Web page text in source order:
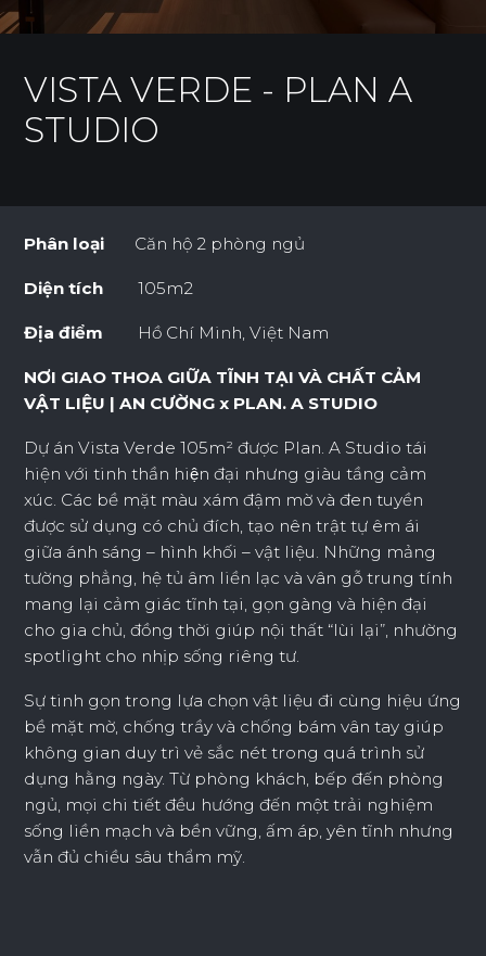
VISTA VERDE - PLAN A
STUDIO
Phân loại Căn hộ 2 phòng ngủ
Diện tích 105m2
Địa điểm Hồ Chí Minh, Việt Nam
NƠI GIAO THOA GIỮA TĨNH TẠI VÀ CHẤT CẢM
VẬT LIỆU | AN CƯỜNG x PLAN. A STUDIO
Dự án Vista Verde 105m² được Plan. A Studio tái
hiện với tinh thần hiện đại nhưng giàu tầng cảm
xúc. Các bề mặt màu xám đậm mờ và đen tuyền
được sử dụng có chủ đích, tạo nên trật tự êm ái
giữa ánh sáng – hình khối – vật liệu. Những mảng
tường phẳng, hệ tủ âm liền lạc và vân gỗ trung tính
mang lại cảm giác tĩnh tại, gọn gàng và hiện đại
cho gia chủ, đồng thời giúp nội thất “lùi lại”, nhường
spotlight cho nhịp sống riêng tư.
Sự tinh gọn trong lựa chọn vật liệu đi cùng hiệu ứng
bề mặt mờ, chống trầy và chống bám vân tay giúp
không gian duy trì vẻ sắc nét trong quá trình sử
dụng hằng ngày. Từ phòng khách, bếp đến phòng
ngủ, mọi chi tiết đều hướng đến một trải nghiệm
sống liền mạch và bền vững, ấm áp, yên tĩnh nhưng
vẫn đủ chiều sâu thẩm mỹ.